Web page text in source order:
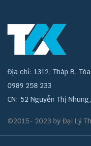
Địa chỉ: 1312, Tháp B,
0989 258 233
CN: 52 Nguyễn Thị
©2015- 2023 by Đại Lý